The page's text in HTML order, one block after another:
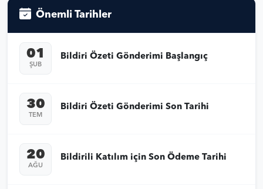
Önemli Tarihler
01
ŞUB
Bildiri Özeti Gönderimi Başlangıç
30
TEM
Bildiri Özeti Gönderimi Son Tarihi
20
AĞU
Bildirili Katılım için Son Ödeme Tarihi